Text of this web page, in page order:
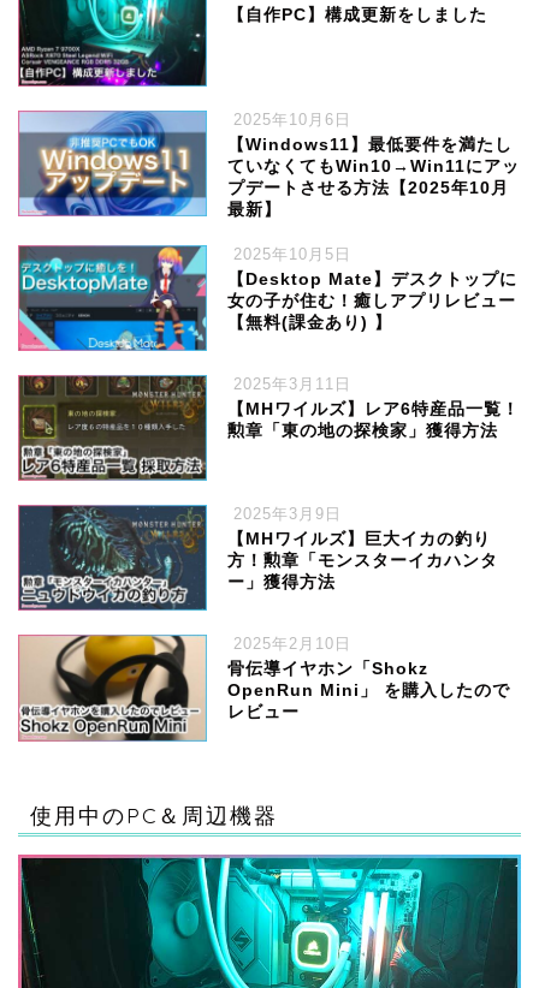
【自作PC】構成更新をしました
2025年10月6日
【Windows11】最低要件を満たし
ていなくてもWin10→Win11にアッ
プデートさせる方法【2025年10月
最新】
2025年10月5日
【Desktop Mate】デスクトップに
女の子が住む！癒しアプリレビュー
【無料(課金あり) 】
2025年3月11日
【MHワイルズ】レア6特産品一覧！
勲章「東の地の探検家」獲得方法
2025年3月9日
【MHワイルズ】巨大イカの釣り
方！勲章「モンスターイカハンタ
ー」獲得方法
2025年2月10日
骨伝導イヤホン「Shokz
OpenRun Mini」 を購入したので
レビュー
使用中のPC＆周辺機器
ゲーム
ソフトウェア・サービス